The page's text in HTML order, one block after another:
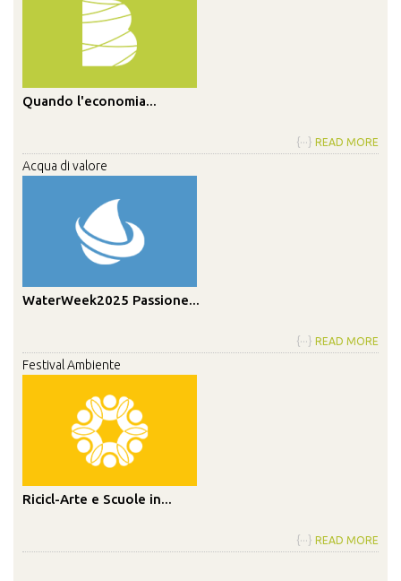
Quando l'economia...
{···} READ MORE
Acqua di valore
WaterWeek2025 Passione...
{···} READ MORE
Festival Ambiente
Ricicl-Arte e Scuole in...
{···} READ MORE